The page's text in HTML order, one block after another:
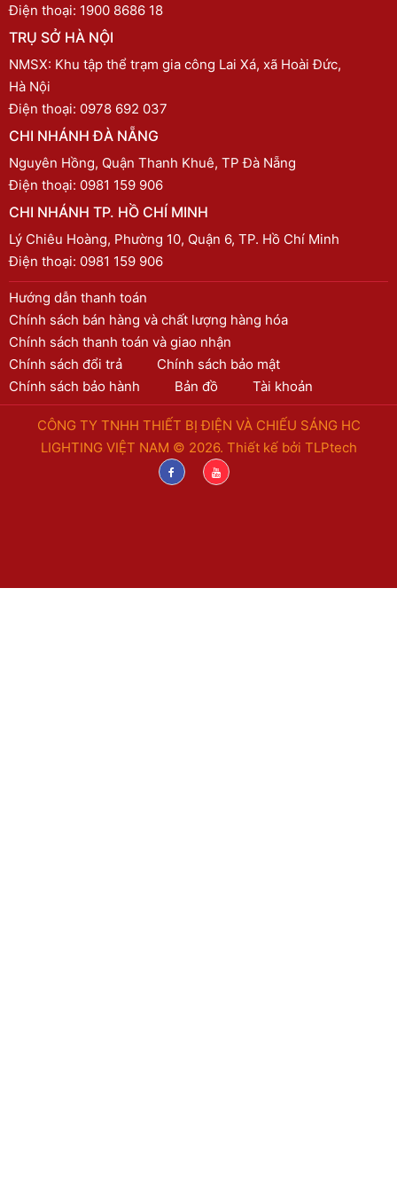
Điện thoại: 1900 8686 18
TRỤ SỞ HÀ NỘI
NMSX: Khu tập thể trạm gia công Lai Xá, xã Hoài Đức,
Hà Nội
Điện thoại: 0978 692 037
CHI NHÁNH ĐÀ NẴNG
Nguyên Hồng, Quận Thanh Khuê, TP Đà Nẵng
Điện thoại: 0981 159 906
CHI NHÁNH TP. HỒ CHÍ MINH
Lý Chiêu Hoàng, Phường 10, Quận 6, TP. Hồ Chí Minh
Điện thoại: 0981 159 906
Hướng dẫn thanh toán
Chính sách bán hàng và chất lượng hàng hóa
Chính sách thanh toán và giao nhận
Chính sách đổi trả
Chính sách bảo mật
Chính sách bảo hành
Bản đồ Tài khoản
CÔNG TY TNHH THIẾT BỊ ĐIỆN VÀ CHIẾU SÁNG HC
LIGHTING VIỆT NAM © 2026. Thiết kế bởi TLPtech